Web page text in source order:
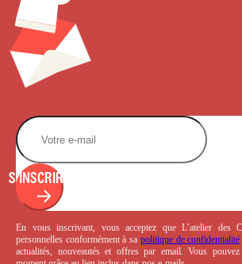
S'INSCRIRE
En vous inscrivant, vous acceptez que L’atelier des
personnelles conformément à sa politique de confidentialité
actualités, nouveautés et offres par email. Vous